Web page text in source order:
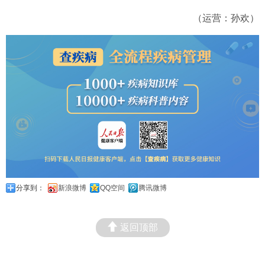
（运营：孙欢）
分享到： 新浪微博 QQ空间 腾讯微博
返回顶部